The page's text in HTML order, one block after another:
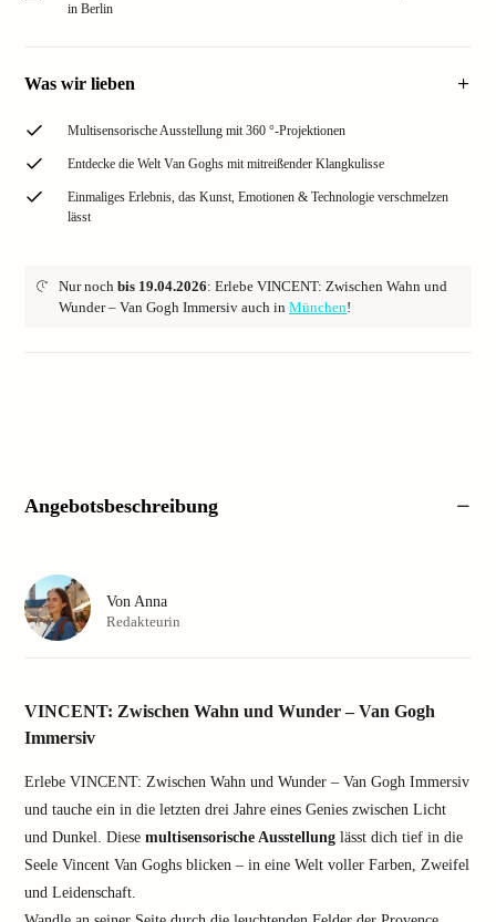
in Berlin
Was wir lieben
Multisensorische Ausstellung mit 360 °-Projektionen
Entdecke die Welt Van Goghs mit mitreißender Klangkulisse
Einmaliges Erlebnis, das Kunst, Emotionen & Technologie verschmelzen
lässt
Nur noch bis 19.04.2026: Erlebe VINCENT: Zwischen Wahn und
Wunder – Van Gogh Immersiv auch in München!
Angebotsbeschreibung
VINCENT: Zwischen Wahn und Wunder – Van Gogh
Immersiv
Erlebe VINCENT: Zwischen Wahn und Wunder – Van Gogh Immersiv
und tauche ein in die letzten drei Jahre eines Genies zwischen Licht
und Dunkel. Diese multisensorische Ausstellung lässt dich tief in die
Seele Vincent Van Goghs blicken – in eine Welt voller Farben, Zweifel
und Leidenschaft.
Von Anna
Redakteurin